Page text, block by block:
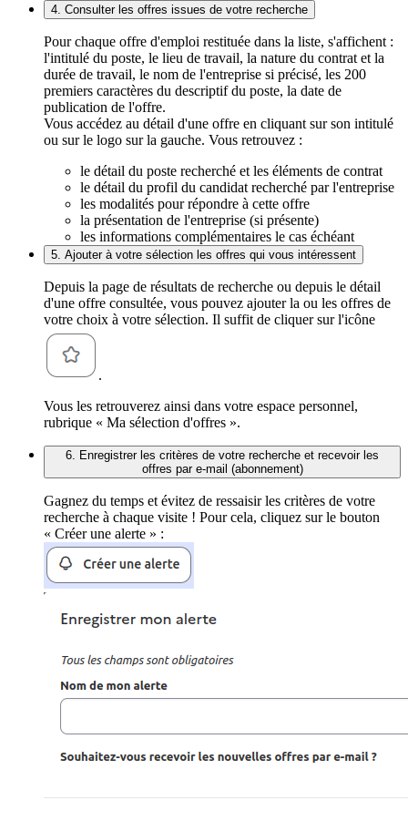
4. Consulter les offres issues de votre recherche
Pour chaque offre d'emploi restituée dans la liste, s'affichent :
l'intitulé du poste, le lieu de travail, la nature du contrat et la
durée de travail, le nom de l'entreprise si précisé, les 200
premiers caractères du descriptif du poste, la date de
publication de l'offre.
Vous accédez au détail d'une offre en cliquant sur son intitulé
ou sur le logo sur la gauche. Vous retrouvez :
le détail du poste recherché et les éléments de contrat
le détail du profil du candidat recherché par l'entreprise
les modalités pour répondre à cette offre
la présentation de l'entreprise (si présente)
les informations complémentaires le cas échéant
5. Ajouter à votre sélection les offres qui vous intéressent
Depuis la page de résultats de recherche ou depuis le détail
d'une offre consultée, vous pouvez ajouter la ou les offres de
votre choix à votre sélection. Il suffit de cliquer sur l'icône
.
Vous les retrouverez ainsi dans votre espace personnel,
rubrique « Ma sélection d'offres ».
6. Enregistrer les critères de votre recherche et recevoir les
offres par e-mail (abonnement)
Gagnez du temps et évitez de ressaisir les critères de votre
recherche à chaque visite ! Pour cela, cliquez sur le bouton
« Créer une alerte » :